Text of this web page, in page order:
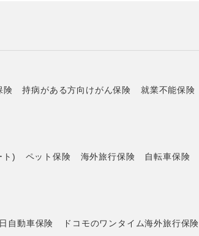
険 持病がある方向けがん保険
就業不能保険
ト) ペット保険 海外旅行保険 自転車保険
自動車保険
ドコモのワンタイム海外旅行保険